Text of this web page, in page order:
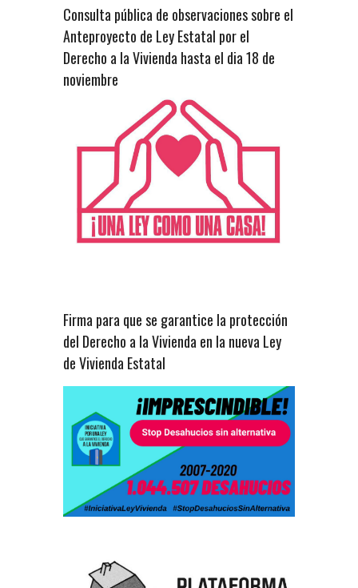
Consulta pública de observaciones sobre el
Anteproyecto de Ley Estatal por el
Derecho a la Vivienda hasta el dia 18 de
noviembre
Firma para que se garantice la protección
del Derecho a la Vivienda en la nueva Ley
de Vivienda Estatal